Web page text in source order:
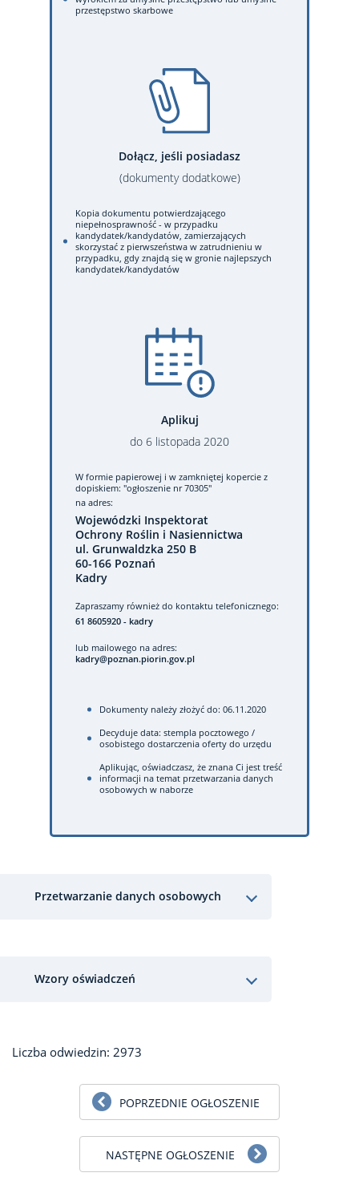
przestępstwo skarbowe
Dołącz, jeśli posiadasz
(dokumenty dodatkowe)
Kopia dokumentu potwierdzającego
niepełnosprawność - w przypadku
kandydatek/kandydatów, zamierzających
skorzystać z pierwszeństwa w zatrudnieniu w
przypadku, gdy znajdą się w gronie najlepszych
kandydatek/kandydatów
Aplikuj
do 6 listopada 2020
W formie papierowej i w zamkniętej kopercie z
dopiskiem: "ogłoszenie nr 70305"
na adres:
Wojewódzki Inspektorat
Ochrony Roślin i Nasiennictwa
ul. Grunwaldzka 250 B
60-166 Poznań
Kadry
Zapraszamy również do kontaktu telefonicznego:
61 8605920 - kadry
lub mailowego na adres:
kadry@poznan.piorin.gov.pl
Dokumenty należy złożyć do: 06.11.2020
Decyduje data: stempla pocztowego /
osobistego dostarczenia oferty do urzędu
Aplikując, oświadczasz, że znana Ci jest treść
informacji na temat przetwarzania danych
osobowych w naborze
Przetwarzanie danych osobowych
Wzory oświadczeń
Liczba odwiedzin: 2973
POPRZEDNIE OGŁOSZENIE
NASTĘPNE OGŁOSZENIE